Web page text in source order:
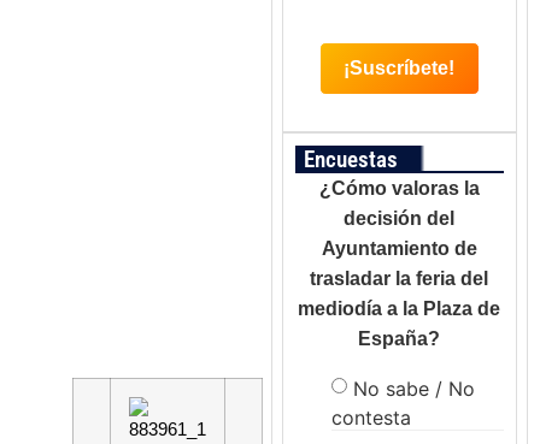
Encuestas
¿Cómo valoras la
decisión del
Ayuntamiento de
trasladar la feria del
mediodía a la Plaza de
España?
No sabe / No
contesta